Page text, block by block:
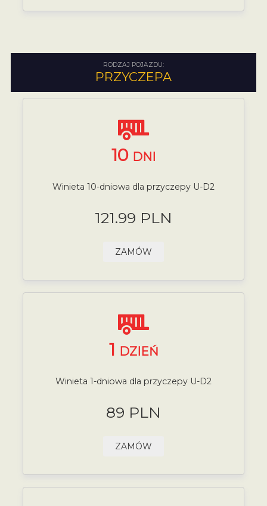
RODZAJ POJAZDU:
PRZYCZEPA
10 DNI
Winieta 10-dniowa dla przyczepy U-D2
121.99 PLN
ZAMÓW
1 DZIEŃ
Winieta 1-dniowa dla przyczepy U-D2
89 PLN
ZAMÓW